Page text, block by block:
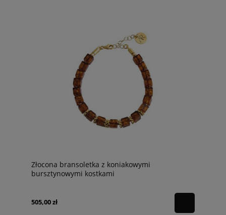
Złocona bransoletka z koniakowymi
bursztynowymi kostkami
505,00 zł